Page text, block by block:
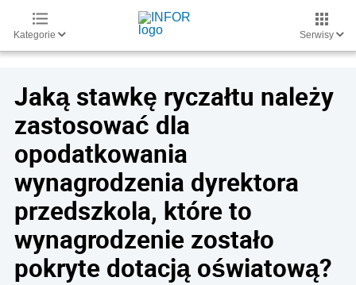
Kategorie Serwisy
Jaką stawkę ryczałtu należy
zastosować dla
opodatkowania
wynagrodzenia dyrektora
przedszkola, które to
wynagrodzenie zostało
pokryte dotacją oświatową?